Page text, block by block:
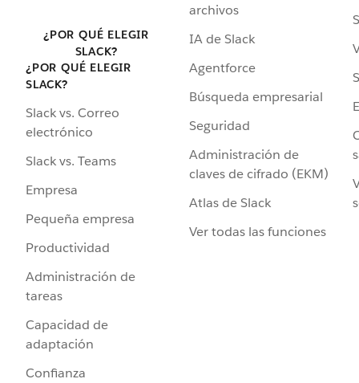
¿POR QUÉ ELEGIR
SLACK?
¿POR QUÉ ELEGIR
SLACK?
Slack vs. Correo
electrónico
Slack vs. Teams
Empresa
Pequeña empresa
Productividad
Administración de
tareas
Capacidad de
adaptación
Confianza
archivos
IA de Slack
Agentforce
Búsqueda empresarial
Seguridad
Administración de
claves de cifrado (EKM)
Atlas de Slack
Ver todas las funciones